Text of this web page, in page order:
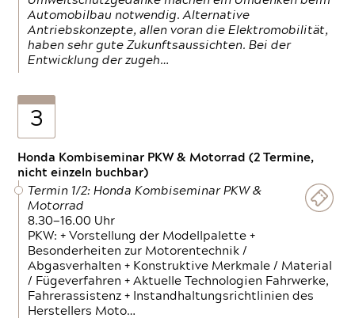
Automobilbau notwendig. Alternative
Antriebskonzepte, allen voran die Elektromobilität,
haben sehr gute Zukunftsaussichten. Bei der
Entwicklung der zugeh…
3
Honda Kombiseminar PKW & Motorrad (2 Termine,
nicht einzeln buchbar)
Termin 1/2: Honda Kombiseminar PKW &
Motorrad
8.30—16.00 Uhr
PKW: + Vorstellung der Modellpalette +
Besonderheiten zur Motorentechnik /
Abgasverhalten + Konstruktive Merkmale / Material
/ Fügeverfahren + Aktuelle Technologien Fahrwerke,
Fahrerassistenz + Instandhaltungsrichtlinien des
Herstellers Moto…